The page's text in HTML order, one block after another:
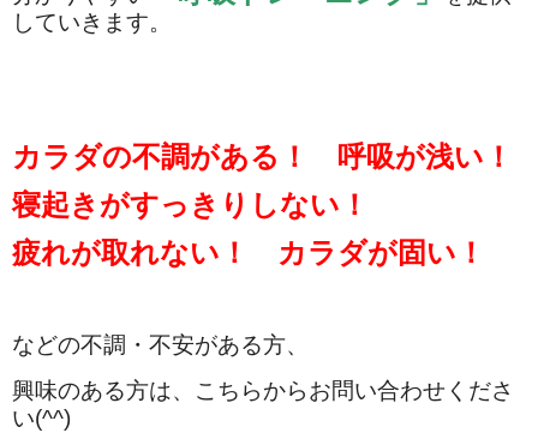
していきます。
カラダの不調がある！ 呼吸が浅い！
寝起きがすっきりしない！
疲れが取れない！ カラダが固い！
などの不調・不安がある方、
興味のある方は、こちらからお問い合わせくださ
い(^^)